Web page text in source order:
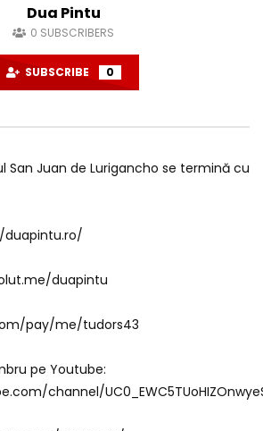
Dua Pintu
0 SUBSCRIBERS
SUBSCRIBE 0
San Juan de Lurigancho se termină cu
duapintu
pay/me/tudors43
pe Youtube:
channel/